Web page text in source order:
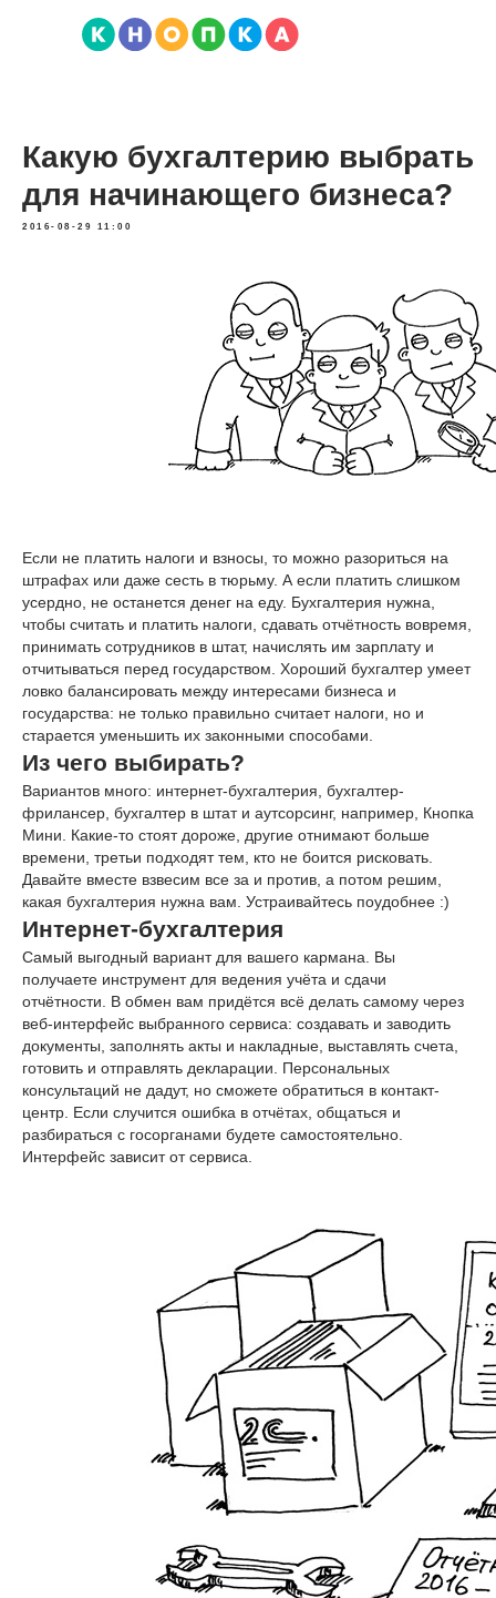
Какую бухгалтерию выбрать
для начинающего бизнеса?
2016-08-29 11:00
Если не платить налоги и взносы, то можно разориться на
штрафах или даже сесть в тюрьму. А если платить слишком
усердно, не останется денег на еду. Бухгалтерия нужна,
чтобы считать и платить налоги, сдавать отчётность вовремя,
принимать сотрудников в штат, начислять им зарплату и
отчитываться перед государством. Хороший бухгалтер умеет
ловко балансировать между интересами бизнеса и
государства: не только правильно считает налоги, но и
старается уменьшить их законными способами.
Из чего выбирать?
Вариантов много: интернет-бухгалтерия, бухгалтер-
фрилансер, бухгалтер в штат и аутсорсинг, например, Кнопка
Мини. Какие-то стоят дороже, другие отнимают больше
времени, третьи подходят тем, кто не боится рисковать.
Давайте вместе взвесим все за и против, а потом решим,
какая бухгалтерия нужна вам. Устраивайтесь поудобнее :)
Интернет-бухгалтерия
Самый выгодный вариант для вашего кармана. Вы
получаете инструмент для ведения учёта и сдачи
отчётности. В обмен вам придётся всё делать самому через
веб-интерфейс выбранного сервиса: создавать и заводить
документы, заполнять акты и накладные, выставлять счета,
готовить и отправлять декларации. Персональных
консультаций не дадут, но сможете обратиться в контакт-
центр. Если случится ошибка в отчётах, общаться и
разбираться с госорганами будете самостоятельно.
Интерфейс зависит от сервиса.